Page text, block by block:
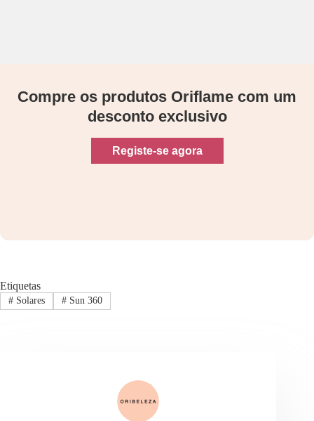
Compre os produtos Oriflame com um
desconto exclusivo
Registe-se agora
Etiquetas
#Solares #Sun 360